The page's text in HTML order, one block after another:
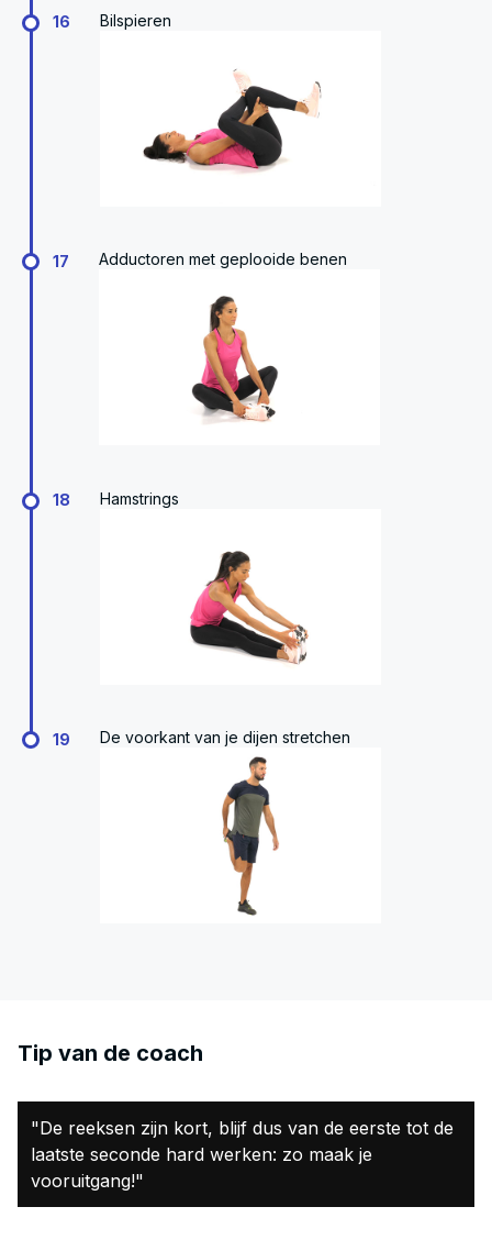
16 Bilspieren
17 Adductoren met geplooide benen
18 Hamstrings
19 De voorkant van je dijen stretchen
Tip van de coach
"De reeksen zijn kort, blijf dus van de eerste tot de
laatste seconde hard werken: zo maak je
vooruitgang!"